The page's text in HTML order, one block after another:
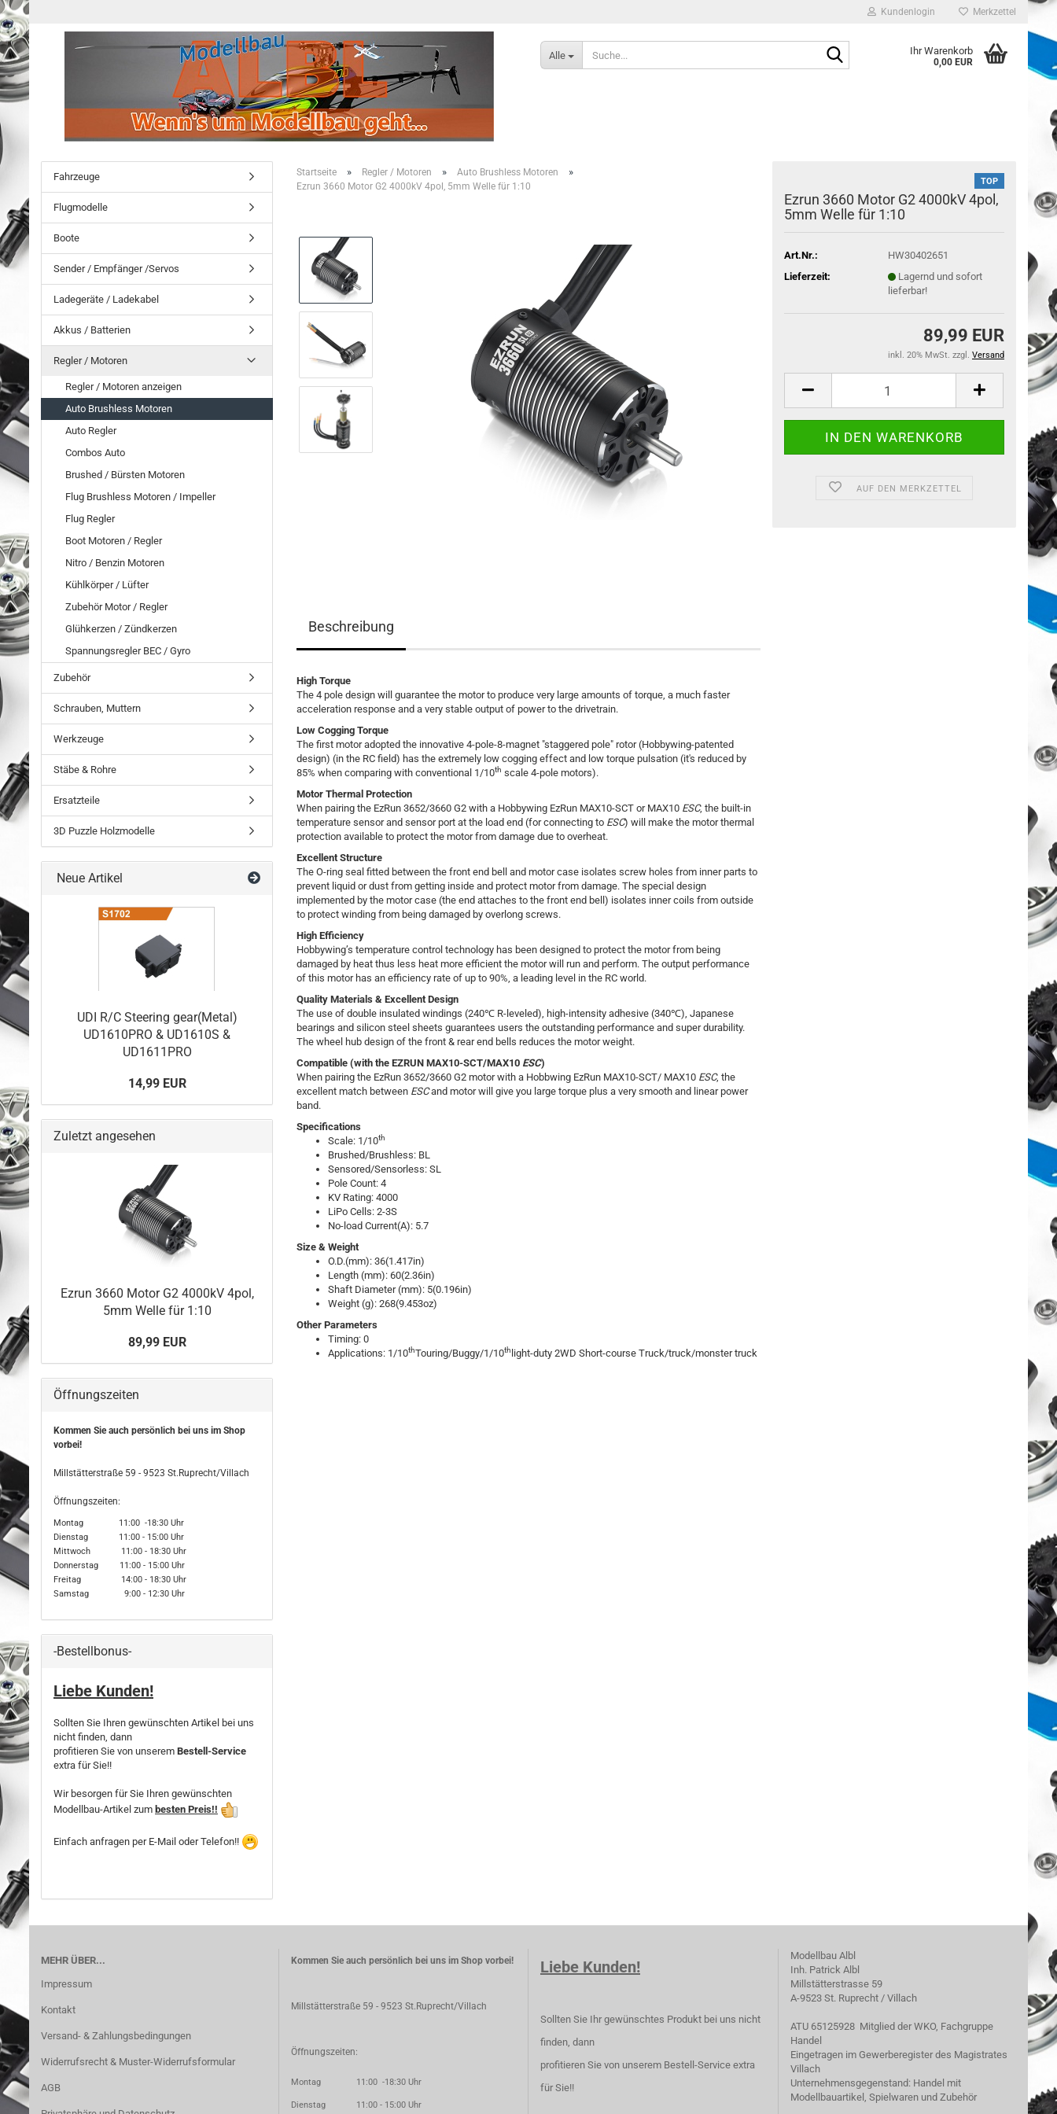
Kundenlogin
Passwort vergessen?
Merkzettel
Alle Ihr Warenkorb
0,00 EUR
Startseite » Regler / Motoren » Auto Brushless Motoren »
Ezrun 3660 Motor G2 4000kV 4pol, 5mm Welle für 1:10 TOP
Ezrun 3660 Motor G2 4000kV 4pol,
5mm Welle für 1:10
Art.Nr.:
HW30402651
Lieferzeit:
Lagernd und sofort
lieferbar!
89,99 EUR
inkl. 20% MwSt. zzgl. Versand
AUF DEN MERKZETTEL
Beschreibung
High Torque
The 4 pole design will guarantee the motor to produce very large amounts of torque, a much faster
acceleration response and a very stable output of power to the drivetrain.
Low Cogging Torque
The first motor adopted the innovative 4-pole-8-magnet "staggered pole" rotor (Hobbywing-patented
design) (in the RC field) has the extremely low cogging effect and low torque pulsation (it's reduced by
85% when comparing with conventional 1/10th scale 4-pole motors).
Motor Thermal Protection
When pairing the EzRun 3652/3660 G2 with a Hobbywing EzRun MAX10-SCT or MAX10 ESC, the built-in
temperature sensor and sensor port at the load end (for connecting to ESC) will make the motor thermal
protection available to protect the motor from damage due to overheat.
Excellent Structure
The O-ring seal fitted between the front end bell and motor case isolates screw holes from inner parts to
prevent liquid or dust from getting inside and protect motor from damage. The special design
implemented by the motor case (the end attaches to the front end bell) isolates inner coils from outside
to protect winding from being damaged by overlong screws.
High Efficiency
Hobbywing’s temperature control technology has been designed to protect the motor from being
damaged by heat thus less heat more efficient the motor will run and perform. The output performance
of this motor has an efficiency rate of up to 90%, a leading level in the RC world.
Quality Materials & Excellent Design
The use of double insulated windings (240℃ R-leveled), high-intensity adhesive (340℃), Japanese
bearings and silicon steel sheets guarantees users the outstanding performance and super durability.
The wheel hub design of the front & rear end bells reduces the motor weight.
Compatible (with the EZRUN MAX10-SCT/MAX10 ESC)
When pairing the EzRun 3652/3660 G2 motor with a Hobbwing EzRun MAX10-SCT/ MAX10 ESC, the
excellent match between ESCand motor will give you large torque plus a very smooth and linear power
band.
Specifications
Scale: 1/10th
Brushed/Brushless: BL
Sensored/Sensorless: SL
Pole Count: 4
KV Rating: 4000
LiPo Cells: 2-3S
No-load Current(A): 5.7
Size & Weight
O.D.(mm): 36(1.417in)
Length (mm): 60(2.36in)
Shaft Diameter (mm): 5(0.196in)
Weight (g): 268(9.453oz)
Other Parameters
Timing: 0
Applications: 1/10thTouring/Buggy/1/10th light-duty 2WD Short-course Truck/truck/monster truck
Fahrzeuge
Flugmodelle
Boote
Sender / Empfänger /Servos
Ladegeräte / Ladekabel
Akkus / Batterien
Regler / Motoren
Regler / Motoren anzeigen
Auto Brushless Motoren
Auto Regler
Combos Auto
Brushed / Bürsten Motoren
Flug Brushless Motoren / Impeller
Flug Regler
Boot Motoren / Regler
Nitro / Benzin Motoren
Kühlkörper / Lüfter
Zubehör Motor / Regler
Glühkerzen / Zündkerzen
Spannungsregler BEC / Gyro
Zubehör
Schrauben, Muttern
Werkzeuge
Stäbe & Rohre
Ersatzteile
3D Puzzle Holzmodelle
Neue Artikel
UDI R/C Steering gear(Metal)
UD1610PRO & UD1610S &
UD1611PRO
14,99 EUR
Zuletzt angesehen
Ezrun 3660 Motor G2 4000kV 4pol,
5mm Welle für 1:10
89,99 EUR
Öffnungszeiten
Kommen Sie auch persönlich bei uns im Shop
vorbei!
Millstätterstraße 59 - 9523 St.Ruprecht/Villach
Öffnungszeiten:
Montag 11:00 -18:30 Uhr
Dienstag 11:00 - 15:00 Uhr
Mittwoch 11:00 - 18:30 Uhr
Donnerstag 11:00 - 15:00 Uhr
Freitag 14:00 - 18:30 Uhr
Samstag 9:00 - 12:30 Uhr
-Bestellbonus-
Liebe Kunden!
Sollten Sie Ihren gewünschten Artikel bei uns
nicht finden, dann
profitieren Sie von unserem Bestell-Service
extra für Sie!!
Wir besorgen für Sie Ihren gewünschten
Modellbau-Artikel zum besten Preis!!
Einfach anfragen per E-Mail oder Telefon!!
MEHR ÜBER...
Impressum
Kontakt
Versand- & Zahlungsbedingungen
Widerrufsrecht & Muster-Widerrufsformular
AGB
Kommen Sie auch persönlich bei uns im Shop vorbei!
Millstätterstraße 59 - 9523 St.Ruprecht/Villach
Öffnungszeiten:
Montag 11:00 -18:30 Uhr
Dienstag 11:00 - 15:00 Uhr
Liebe Kunden!
Sollten Sie Ihr gewünschtes Produkt bei uns nicht
finden, dann
profitieren Sie von unserem Bestell-Service extra
für Sie!!
Modellbau Albl
Inh. Patrick Albl
Millstätterstrasse 59
A-9523 St. Ruprecht / Villach
ATU 65125928 Mitglied der WKO, Fachgruppe
Handel
Eingetragen im Gewerberegister des Magistrates
Villach
Unternehmensgegenstand: Handel mit
Modellbauartikel, Spielwaren und Zubehör